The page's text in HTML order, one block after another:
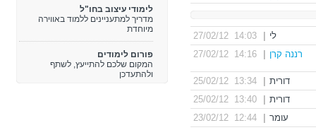
לי
14:03 27/02/12
רננה קרן
14:16 27/02/12
דורית
13:34 25/02/12
דורית
13:40 25/02/12
עומר
12:44 23/02/12
לימודי עיצוב בחו"ל
מדריך למתעניינים ללמוד באווירה
מיוחדת
פורום לימודים
המקום שלכם להתייעץ, לשתף
ולהתעדכן